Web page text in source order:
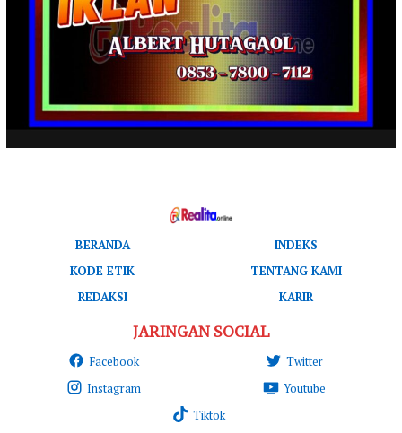
BERANDA
INDEKS
KODE ETIK
TENTANG KAMI
REDAKSI
KARIR
JARINGAN SOCIAL
Facebook
Twitter
Instagram
Youtube
Tiktok